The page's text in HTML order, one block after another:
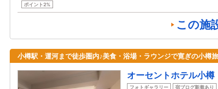
ポイント2%
この施
小樽駅・運河まで徒歩圏内♪美食・浴場・ラウンジで寛ぎの小樽
オーセントホテル小樽
フォトギャラリー 宿ブログ新着あり